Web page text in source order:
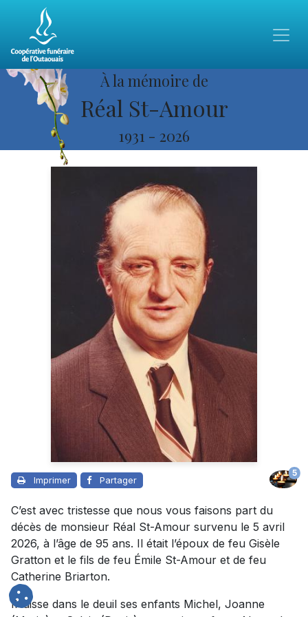
À la mémoire de
Réal St-Amour
1931 - 2026
Imprimer Partager
5
C’est avec tristesse que nous vous faisons part du
décès de monsieur Réal St-Amour survenu le 5 avril
2026, à l’âge de 95 ans. Il était l’époux de feu Gisèle
Gratton et le fils de feu Émile St-Amour et de feu
Catherine Briarton.
Il laisse dans le deuil ses enfants Michel, Joanne